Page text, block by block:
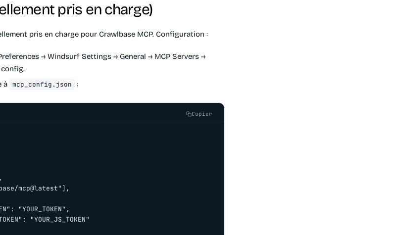
pris en charge)
pris en charge pour Crawlbase MCP. Configuration :
→ Windsurf Settings → General → MCP Servers →
config.
à mcp_config.json :
Copier
mcp@latest"],
"YOUR_TOKEN",
"YOUR_JS_TOKEN"